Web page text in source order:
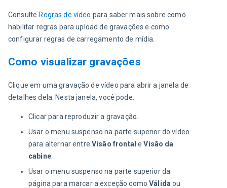
Consulte Regras de vídeo para saber mais sobre como
habilitar regras para upload de gravações e como
configurar regras de carregamento de mídia.
Como visualizar gravações
Clique em uma gravação de vídeo para abrir a janela de
detalhes dela. Nesta janela, você pode:
Clicar para reproduzir a gravação.
Usar o menu suspenso na parte superior do vídeo
para alternar entreVisão frontal eVisão da
cabine.
Usar o menu suspenso na parte superior da
página para marcar a exceção comoVálida ou